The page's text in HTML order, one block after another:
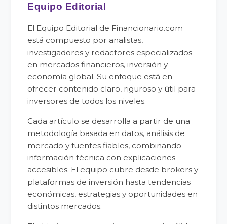
Equipo Editorial
El Equipo Editorial de Financionario.com
está compuesto por analistas,
investigadores y redactores especializados
en mercados financieros, inversión y
economía global. Su enfoque está en
ofrecer contenido claro, riguroso y útil para
inversores de todos los niveles.
Cada artículo se desarrolla a partir de una
metodología basada en datos, análisis de
mercado y fuentes fiables, combinando
información técnica con explicaciones
accesibles. El equipo cubre desde brokers y
plataformas de inversión hasta tendencias
económicas, estrategias y oportunidades en
distintos mercados.